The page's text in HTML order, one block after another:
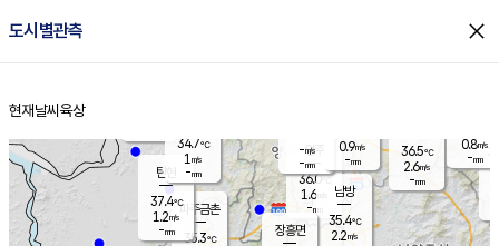
도시별관측 close
홈
현재날씨 육상
양주
36.0℃
1.6
-mm
파주금촌
35.3℃
36.5℃
2.6m/s
-mm
탄현
37.4℃
1.2m/s
-mm
0.8m/s
-mm
남방
35.4℃
2.2m/s
장흥면
-m/s
-mm
34.7℃
1 m/s
-mm
0.9m/s
-mm